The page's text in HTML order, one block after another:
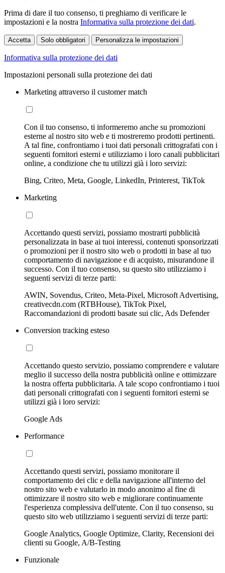
Prima di dare il tuo consenso, ti preghiamo di verificare le
impostazioni e la nostra Informativa sulla protezione dei dati.
Accetta Solo obbligatori Personalizza le impostazioni
Informativa sulla protezione dei dati
Impostazioni personali sulla protezione dei dati
Marketing attraverso il customer match
Con il tuo consenso, ti informeremo anche su promozioni
esterne al nostro sito web e ti mostreremo prodotti pertinenti.
A tal fine, confrontiamo i tuoi dati personali crittografati con i
seguenti fornitori esterni e utilizziamo i loro canali pubblicitari
online, a condizione che tu utilizzi già i loro servizi:
Bing, Criteo, Meta, Google, LinkedIn, Printerest, TikTok
Marketing
Accettando questi servizi, possiamo mostrarti pubblicità
personalizzata in base ai tuoi interessi, contenuti sponsorizzati
o promozioni per il nostro sito web o prodotti in base al tuo
comportamento di navigazione e di acquisto, misurandone il
successo. Con il tuo consenso, su questo sito utilizziamo i
seguenti servizi di terze parti:
AWIN, Sovendus, Criteo, Meta-Pixel, Microsoft Advertising,
creativecdn.com (RTBHouse), TikTok Pixel,
Raccomandazioni di prodotti basate sui clic, Ads Defender
Conversion tracking esteso
Accettando questo servizio, possiamo comprendere e valutare
meglio il successo della nostra pubblicità online e ottimizzare
la nostra offerta pubblicitaria. A tale scopo confrontiamo i tuoi
dati personali crittografati con i seguenti fornitori esterni se
utilizzi già i loro servizi:
Google Ads
Performance
Accettando questi servizi, possiamo monitorare il
comportamento dei clic e della navigazione all'interno del
nostro sito web e valutarlo in modo anonimo al fine di
ottimizzare il nostro sito web e migliorare continuamente
l'esperienza complessiva dell'utente. Con il tuo consenso, su
questo sito web utilizziamo i seguenti servizi di terze parti:
Google Analytics, Google Optimize, Clarity, Recensioni dei
clienti su Google, A/B-Testing
Funzionale